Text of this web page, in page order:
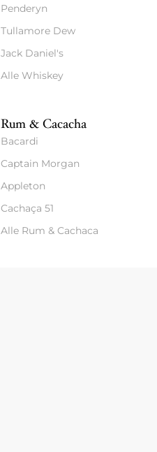
Penderyn
Tullamore Dew
Jack Daniel's
Alle Whiskey
Rum & Cacacha
Bacardi
Captain Morgan
Appleton
Cachaça 51
Alle Rum & Cachaca